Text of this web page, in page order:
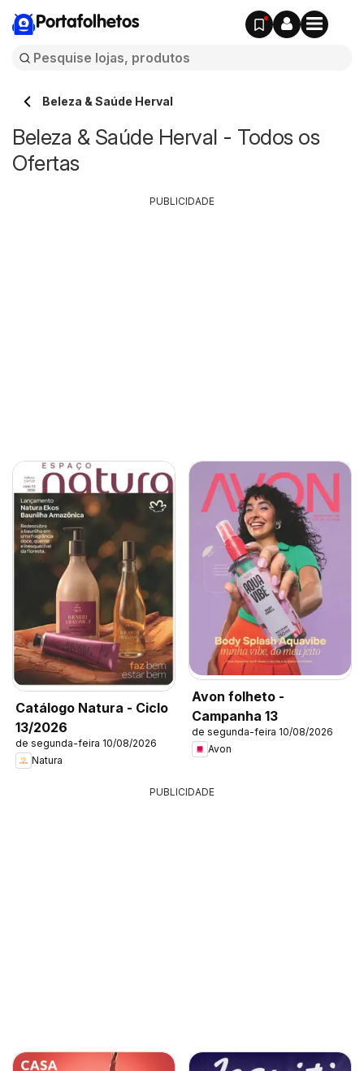
Portafolhetos
Beleza & Saúde Herval
Beleza & Saúde Herval - Todos os
Ofertas
Catálogo Natura - Ciclo
13/2026
de segunda-feira 10/08/2026
Natura
Avon folheto -
Campanha 13
de segunda-feira 10/08/2026
Avon
PUBLICIDADE
PUBLICIDADE